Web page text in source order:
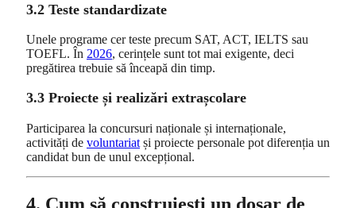
3.2 Teste standardizate
Unele programe cer teste precum SAT, ACT, IELTS sau
TOEFL. În 2026, cerințele sunt tot mai exigente, deci
pregătirea trebuie să înceapă din timp.
3.3 Proiecte și realizări extrașcolare
Participarea la concursuri naționale și internaționale,
activități de voluntariat și proiecte personale pot diferenția un
candidat bun de unul excepțional.